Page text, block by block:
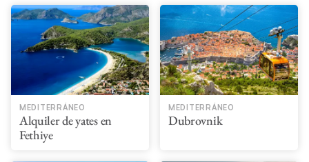
MEDITERRÁNEO
Alquiler de yates en
Fethiye
MEDITERRÁNEO
Dubrovnik